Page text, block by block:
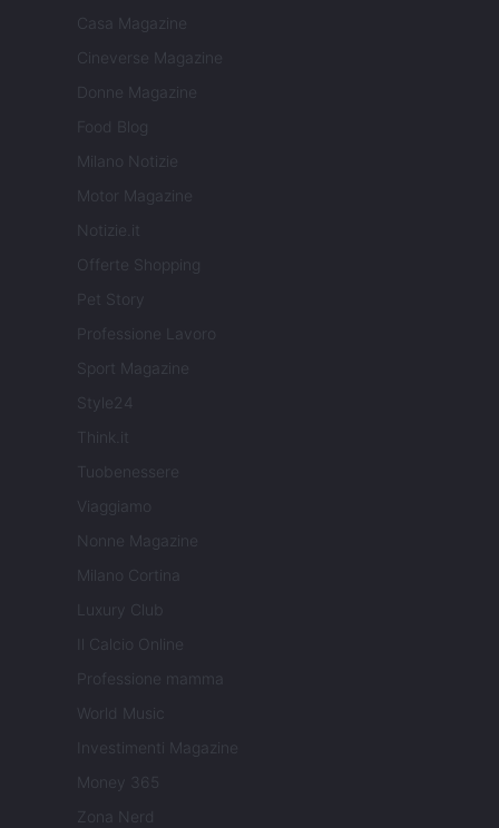
Casa Magazine
Cineverse Magazine
Donne Magazine
Food Blog
Milano Notizie
Motor Magazine
Notizie.it
Offerte Shopping
Pet Story
Professione Lavoro
Sport Magazine
Style24
Think.it
Tuobenessere
Viaggiamo
Nonne Magazine
Milano Cortina
Luxury Club
Il Calcio Online
Professione mamma
World Music
Investimenti Magazine
Money 365
Zona Nerd